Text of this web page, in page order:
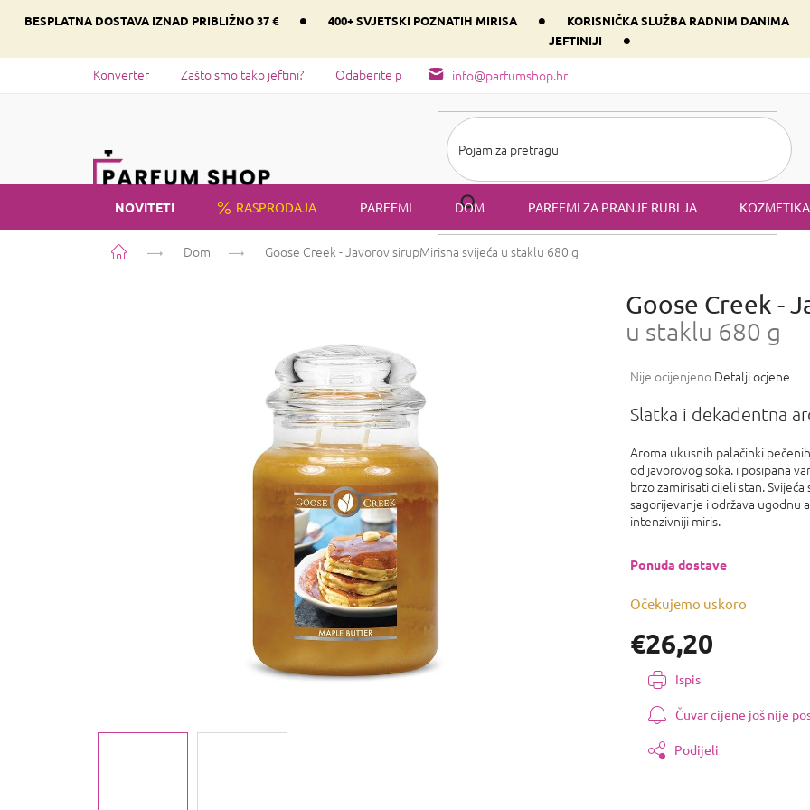
BESPLATNA DOSTAVA IZNAD PRIBLIŽNO 37 € • 400+ SVJETSKI POZNATIH MIRISA • KORISNIČKA SLUŽBA RADNIM DANIMA
JEFTINIJI
•
info@parfumshop.hr
Konverter Zašto smo tako jeftini? Odaberite parfem svog srca prema dominantnoj komponenti
NOVITETI RASPRODAJA PARFEMI DOM PARFEMI ZA PRANJE RUBLJA KOZMETIKA
Početna Dom Goose Creek - Javorov sirupMirisna svijeća u staklu 680 g
Goose Creek -
u staklu 680 g
Prosječna
proizvoda
je
od
5
zvjezdica.
Nije ocijenjeno Detalji ocjene
€26,20
cijenu:
Očekujemo uskoro
Ponuda dostave
Slatka i dekadentna
Aroma ukusnih palačinki
od javorovog soka. i posipana
brzo zamirisati cijeli stan.
sagorijevanje i održava ugodnu
intenzivniji miris.
Ispis
Čuvar cijene još nije
Podijeli